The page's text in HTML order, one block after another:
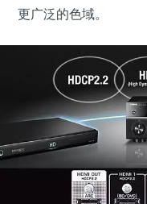
更广泛的色域。